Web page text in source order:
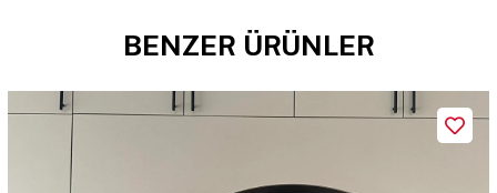
BENZER ÜRÜNLER